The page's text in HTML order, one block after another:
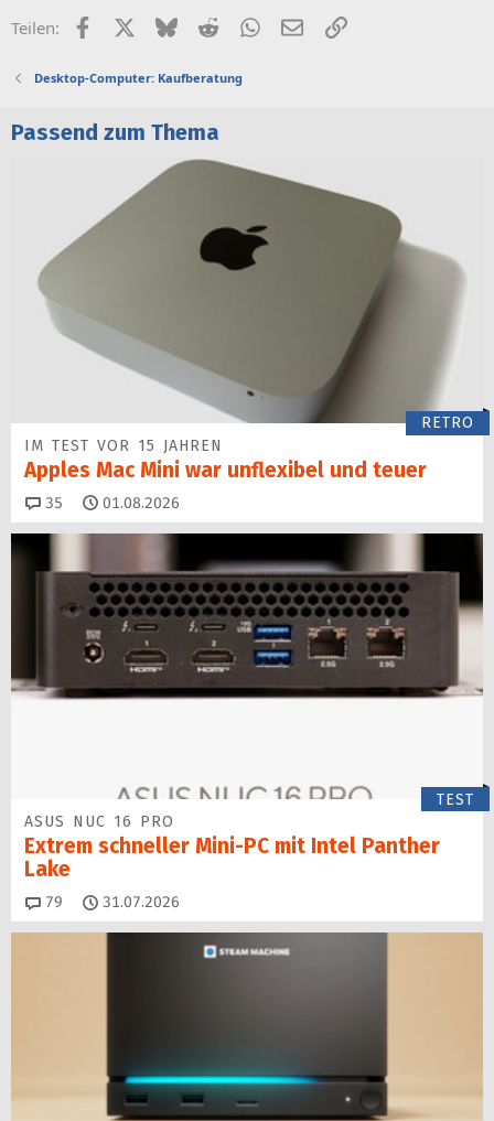
Teilen: FacebookX (Twitter)
BlueskyRedditWhatsApp
E-MailLink
Desktop-Computer: Kaufberatung
Passend zum Thema
RETRO
IM TEST VOR 15 JAHREN
Apples Mac Mini war unflexibel und teuer
35 Kommentare
01.08.2026
TEST
ASUS NUC 16 PRO
Extrem schneller Mini-PC mit Intel Panther
Lake
79 Kommentare
31.07.2026